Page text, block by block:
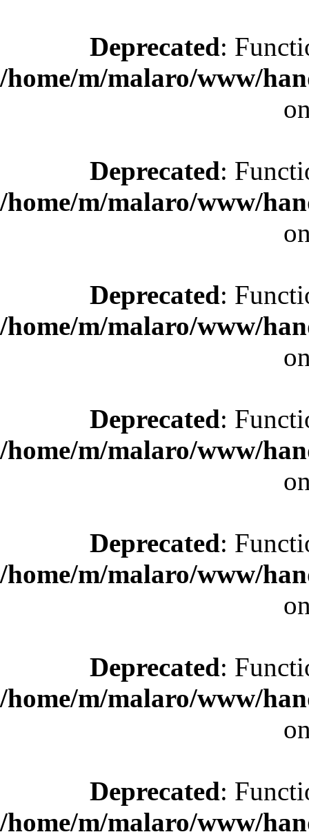
Deprecated:
/home/m/malaro/www/
Deprecated:
/home/m/malaro/www/
Deprecated:
/home/m/malaro/www/
Deprecated:
/home/m/malaro/www/
Deprecated:
/home/m/malaro/www/
Deprecated:
/home/m/malaro/www/
Deprecated:
/home/m/malaro/www/